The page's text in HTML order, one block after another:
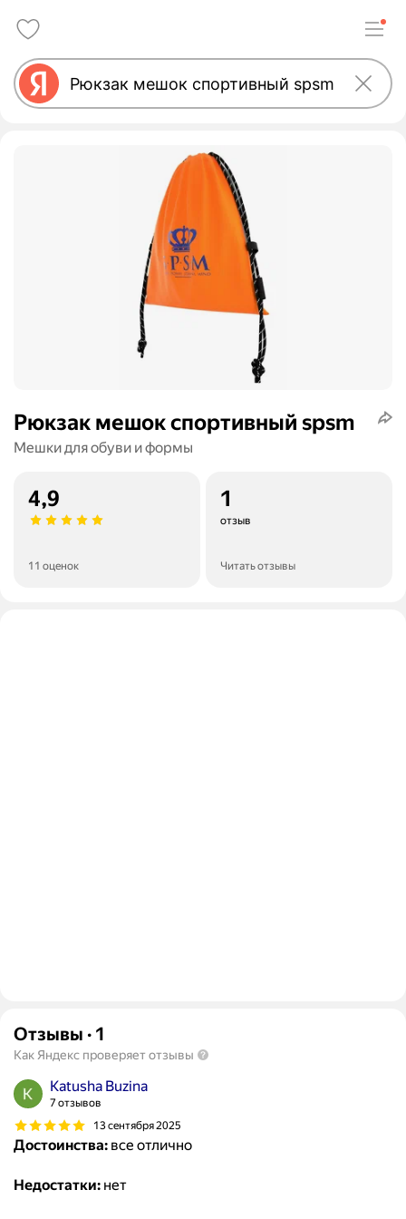
Рюкзак мешок спортивный spsm
Мешки для обуви и формы
4,9
11 оценок
1
отзыв
Читать отзывы
Отзывы · 1
Как Яндекс проверяет отзывы
Katusha Buzina
7 отзывов
13 сентября 2025
Достоинства: все отлично
Недостатки: нет